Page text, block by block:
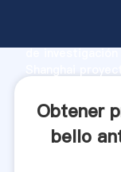
de
clientes.
Obtener
bello